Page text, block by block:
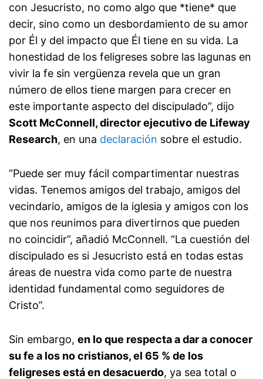
con Jesucristo, no como algo que *tiene* que
decir, sino como un desbordamiento de su amor
por Él y del impacto que Él tiene en su vida. La
honestidad de los feligreses sobre las lagunas en
vivir la fe sin vergüenza revela que un gran
número de ellos tiene margen para crecer en
este importante aspecto del discipulado”, dijo
Scott McConnell, director ejecutivo de Lifeway
Research, en una declaración sobre el estudio.
“Puede ser muy fácil compartimentar nuestras
vidas. Tenemos amigos del trabajo, amigos del
vecindario, amigos de la iglesia y amigos con los
que nos reunimos para divertirnos que pueden
no coincidir”, añadió McConnell. “La cuestión del
discipulado es si Jesucristo está en todas estas
áreas de nuestra vida como parte de nuestra
identidad fundamental como seguidores de
Cristo”.
Sin embargo, en lo que respecta a dar a conocer
su fe a los no cristianos, el 65 % de los
feligreses está en desacuerdo, ya sea total o